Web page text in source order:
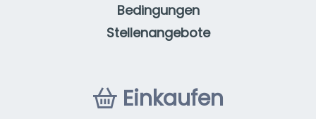
Bedingungen
Stellenangebote
Einkaufen